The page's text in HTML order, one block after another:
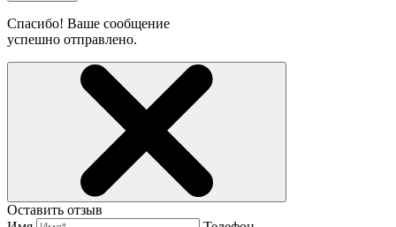
Спасибо! Ваше сообщение
успешно отправлено.
Оставить отзыв